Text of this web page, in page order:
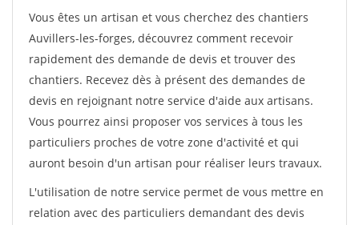
Vous êtes un artisan et vous cherchez des chantiers
Auvillers-les-forges, découvrez comment recevoir
rapidement des demande de devis et trouver des
chantiers. Recevez dès à présent des demandes de
devis en rejoignant notre service d'aide aux artisans.
Vous pourrez ainsi proposer vos services à tous les
particuliers proches de votre zone d'activité et qui
auront besoin d'un artisan pour réaliser leurs travaux.
L'utilisation de notre service permet de vous mettre en
relation avec des particuliers demandant des devis